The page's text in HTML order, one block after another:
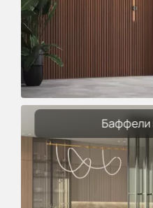
Баффели